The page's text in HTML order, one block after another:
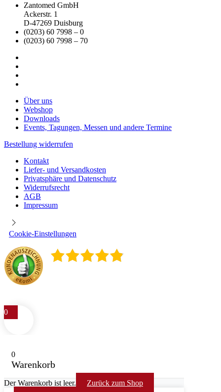
Zantomed GmbH
Ackerstr. 1
D-47269 Duisburg
(0203) 60 7998 – 0
(0203) 60 7998 – 70
Über uns
Webshop
Downloads
Events, Tagungen, Messen und andere Termine
Bestellung widerrufen
Kontakt
Liefer- und Versandkosten
Privatsphäre und Datenschutz
Widerrufsrecht
AGB
Impressum
Cookie-Einstellungen
0
0
Warenkorb
Der Warenkorb ist leer. Zurück zum Shop